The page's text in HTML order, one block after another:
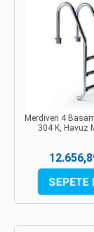
Merdiven 4
304 K, Havuz